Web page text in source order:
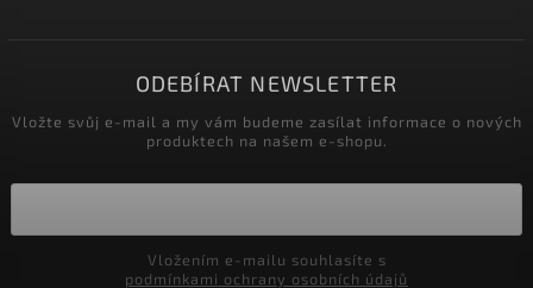
ODEBÍRAT NEWSLETTER
Vložte svůj e-mail a my vám budeme zasílat informace o nových
produktech na našem e-shopu.
podmínkami ochrany osobních údajů